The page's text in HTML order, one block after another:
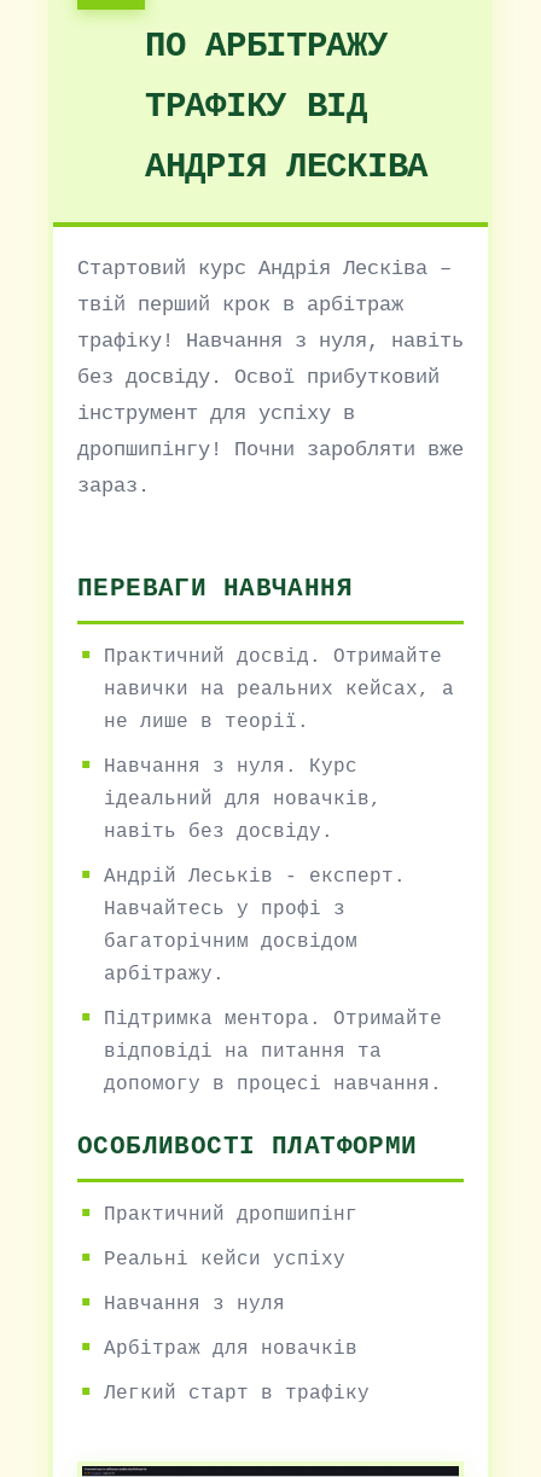
ПО АРБІТРАЖУ
ТРАФІКУ ВІД
АНДРІЯ ЛЕСКІВА
Стартовий курс Андрія Лесківа –
твій перший крок в арбітраж
трафіку! Навчання з нуля, навіть
без досвіду. Освої прибутковий
інструмент для успіху в
дропшипінгу! Почни заробляти вже
зараз.
ПЕРЕВАГИ НАВЧАННЯ
Практичний досвід. Отримайте
навички на реальних кейсах, а
не лише в теорії.
Навчання з нуля. Курс
ідеальний для новачків,
навіть без досвіду.
Андрій Леськів - експерт.
Навчайтесь у профі з
багаторічним досвідом
арбітражу.
Підтримка ментора. Отримайте
відповіді на питання та
допомогу в процесі навчання.
ОСОБЛИВОСТІ ПЛАТФОРМИ
Практичний дропшипінг
Реальні кейси успіху
Навчання з нуля
Арбітраж для новачків
Легкий старт в трафіку